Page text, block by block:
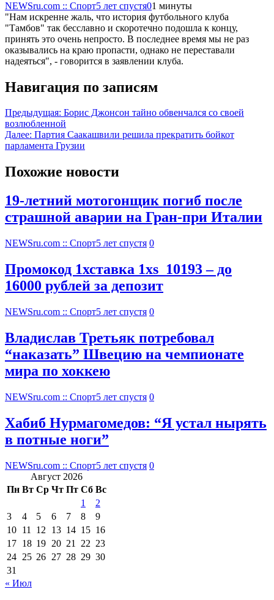
NEWSru.com :: Спорт5 лет спустя01 минуты
"Нам искренне жаль, что история футбольного клуба
"Тамбов" так бесславно и скоротечно подошла к концу,
принять это очень непросто. В последнее время мы не раз
оказывались на краю пропасти, однако не переставали
надеяться", - говорится в заявлении клуба.
Навигация по записям
Предыдущая: Борис Джонсон тайно обвенчался со своей
возлюбленной
Далее: Партия Саакашвили решила прекратить бойкот
парламента Грузии
Похожие новости
19-летний мотогонщик погиб после
страшной аварии на Гран-при Италии
NEWSru.com :: Спорт5 лет спустя 0
Промокод 1хставка 1xs_10193 – до
16000 рублей за депозит
NEWSru.com :: Спорт5 лет спустя 0
Владислав Третьяк потребовал
“наказать” Швецию на чемпионате
мира по хоккею
NEWSru.com :: Спорт5 лет спустя 0
Хабиб Нурмагомедов: “Я устал нырять
в потные ноги”
NEWSru.com :: Спорт5 лет спустя 0
Август 2026
Пн Вт Ср Чт Пт Сб Вс
1
2
3
4 5 6 7 8
9
10 11 12 13 14 15 16
17 18 19 20 21 22 23
24 25 26 27 28 29 30
31
« Июл